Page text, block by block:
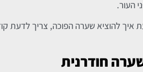
העור.
איך להוציא שערה הפוכה, צריך לדעת
חודרנית